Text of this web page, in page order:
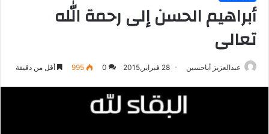
أبراهيم الحسن إلى رحمة الله
تعالى
عبدالعزيز أباحسين 28 فبراير,2015 0
995 أقل من دقيقة